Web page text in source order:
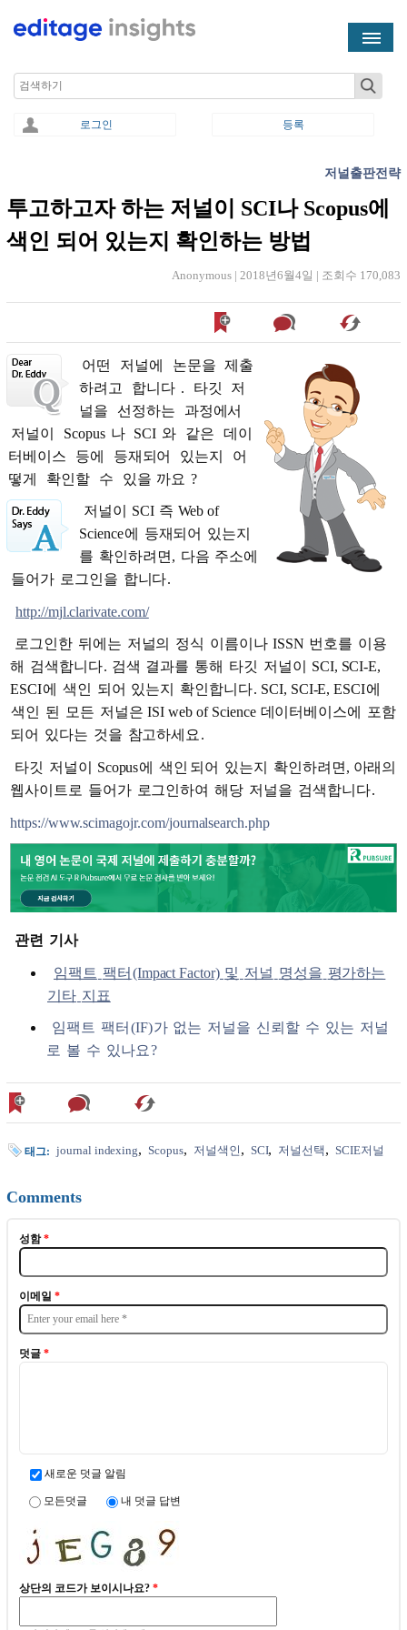
Search
로그인 등록
저널출판전략
투고하고자 하는 저널이 SCI나 Scopus에
색인 되어 있는지 확인하는 방법
Anonymous | 2018년6월4일 | 조회수 170,083
어떤 저널에 논문을
제출
하려고
합니다 . 타깃
저
널을
선정하는
과정에서
저널이
Scopus 나 SCI 와 같은
데이
터베이스
등에 등재되어 있는지
어
떻게
확인할 수 있을 까요 ?
저널이 SCI 즉 Web of
Science에 등재되어 있는지
를 확인하려면, 다음 주소에
들어가 로그인을 합니다.
http://mjl.clarivate.com/
로그인한 뒤에는 저널의 정식 이름이나 ISSN 번호를 이용
해 검색합니다. 검색 결과를 통해 타깃 저널이
SCI, SCI-E,
ESCI에 색인 되어 있는지 확인합니다. SCI, SCI-E, ESCI에
색인 된 모든 저널은 ISI web of Science 데이터베이스에
포함
되어 있다는 것을 참고하세요 .
타깃 저널이 Scopus에 색인 되어 있는지
확인하려면, 아래의
웹사이트로 들어가 로그인하여 해당 저널을 검색합니다.
https://www.scimagojr.com/journalsearch.php
관련 기사
임팩트 팩터 (Impact Factor) 및 저널 명성을 평가하는
기타 지표
임팩트 팩터 (IF)가 없는 저널을 신뢰할 수 있는 저널
로 볼 수 있나요?
태그: journal indexing Scopus 저널색인 SCI 저널선택 SCIE저널
Comments
성함*
이메일 *
덧글 *
새로운 덧글 알림
모든덧글 내 덧글 답변
상단의 코드가 보이시나요? *